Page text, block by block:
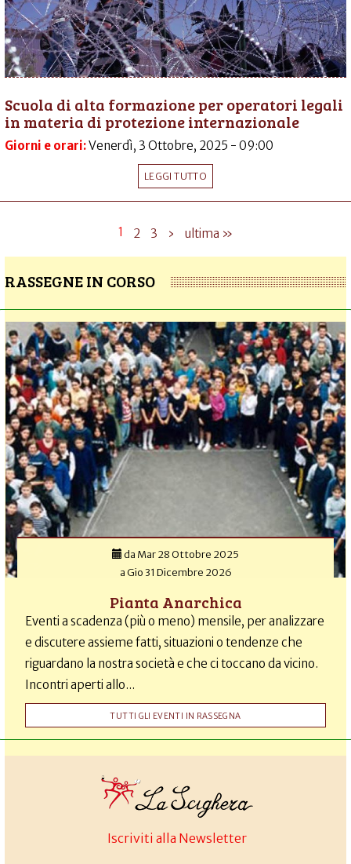
Scuola di alta formazione per operatori legali
in materia di protezione internazionale
Giorni e orari:Venerdì, 3 Ottobre, 2025 - 09:00
LEGGI TUTTO
1 2 3 › ultima »
RASSEGNE IN CORSO
da Mar 28 Ottobre 2025
aGio 31 Dicembre 2026
Pianta Anarchica
Eventi a scadenza (più o meno) mensile, per analizzare
e discutere assieme fatti, situazioni o tendenze che
riguardano la nostra società e che ci toccano da vicino.
Incontri aperti allo...
TUTTI GLI EVENTI IN RASSEGNA
Iscriviti alla Newsletter